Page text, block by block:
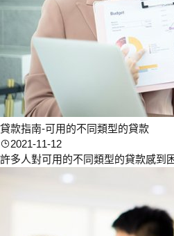
貸款指南-可用的不同類型的貸款
2021-11-12
許多人對可用的不同類型的貸款感到